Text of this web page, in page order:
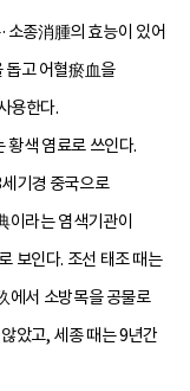
종消腫의 효능이 있어
돕고 어혈瘀血을
용한다.
황색 염료로 쓰인다.
기경 중국으로
이라는 염색기관이
보인다. 조선 태조 때는
에서 소방목을 공물로
았고, 세종 때는 9년간